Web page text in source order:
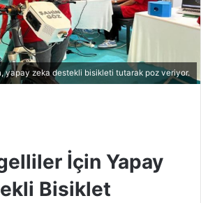
yapay zeka destekli bisikleti tutarak poz veriyor.
İçin Yapay
Bisiklet